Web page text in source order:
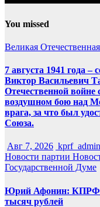
You missed
Великая
7 августа 1941 года –
Виктор Васильевич
Отечественной
воздушном бою над
врага, за что был
Союза.
Авг 7, 2026 kprf_admin
Новости партии
Государственной Думе
Юрий Афонин: КПРФ
тысяч рублей